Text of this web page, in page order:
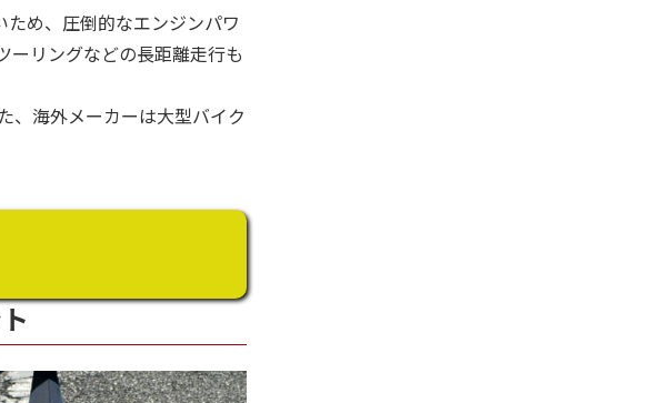
め、圧倒的なエンジンパワ
ーリングなどの長距離走行も
、海外メーカーは大型バイク